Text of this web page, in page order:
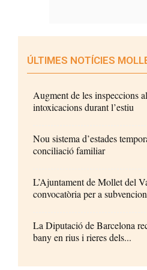
ÚLTIMES NOTÍCIES
Augment de les inspeccions
intoxicacions durant l’estiu
Nou sistema d’estades
conciliació familiar
L’Ajuntament de Mollet del
convocatòria per a
La Diputació de Barcelona
bany en rius i rieres dels...